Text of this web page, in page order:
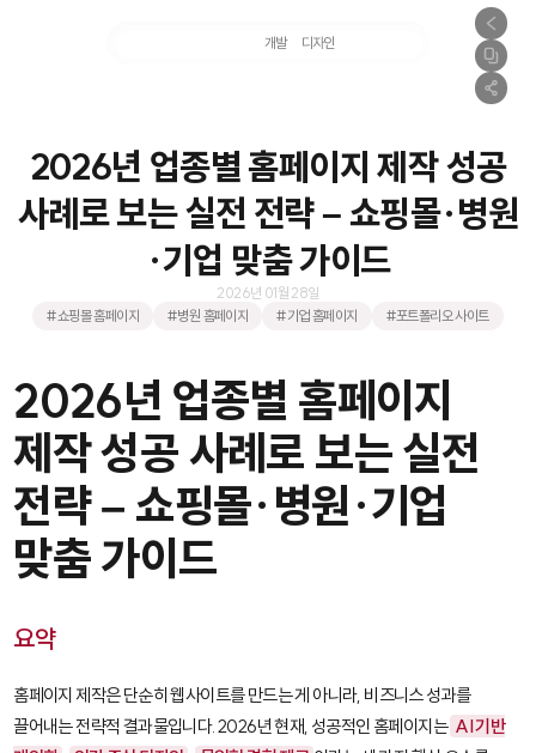
개발 디자인
2026년 업종별 홈페이지 제작 성공
사례로 보는 실전 전략 – 쇼핑몰·병원
·기업 맞춤 가이드
2026년 01월 28일
#쇼핑몰 홈페이지
#병원 홈페이지 #기업 홈페이지 #포트폴리오 사이트
2026년 업종별 홈페이지
제작 성공 사례로 보는 실전
전략 – 쇼핑몰·병원·기업
맞춤 가이드
요약
홈페이지 제작은 단순히 웹사이트를 만드는 게 아니라, 비즈니스 성과를
끌어내는 전략적 결과물입니다. 2026년 현재, 성공적인 홈페이지는 AI 기반